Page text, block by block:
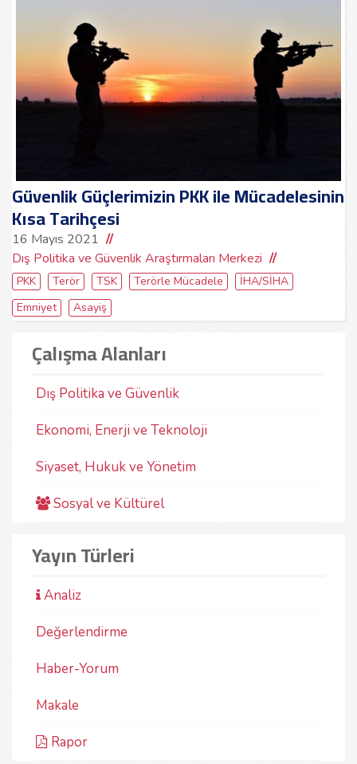
Güvenlik Güçlerimizin PKK ile Mücadelesinin
Kısa Tarihçesi
16 Mayıs 2021
Dış Politika ve Güvenlik Araştırmaları Merkezi
PKK Terör TSK Terörle Mücadele
İHA/SİHA
Emniyet
Asayiş
Çalışma Alanları
Dış Politika ve Güvenlik
Ekonomi, Enerji ve Teknoloji
Siyaset, Hukuk ve Yönetim
Sosyal ve Kültürel
Yayın Türleri
Analiz
Değerlendirme
Haber-Yorum
Makale
Rapor